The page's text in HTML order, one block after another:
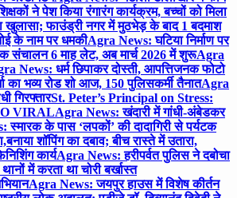
ने पेश किया रंगारंग कार्यक्रम, बच्चों को मिला
फाउंड्री नगर में मुठभेड़ के बाद 1 बदमाश
के नाम पर धमकीAgra News: घटिया निर्माण पर
6 माह लेट, अब मार्च 2026 में शुरूAgra
News: धर्म छिपाकर दोस्ती, आपत्तिजनक फोटो
का भव्य रोड शो आज, 150 पुलिसकर्मी तैनातAgra
गिरफ्तारSt. Peter’s Principal on Stress:
VIRALAgra News: खंदारी में गांधी-अंबेडकर
के पास ‘लपकों’ की दादागिरी से पर्यटक
शॉपिंग का दबाव; बीच रास्ते में उतारा,
कार्यAgra News: हरीपर्वत पुलिस ने दबोचा
में करता था चोरी बर्खास्त
Agra News: जयपुर हाउस में विशेष कीर्तन